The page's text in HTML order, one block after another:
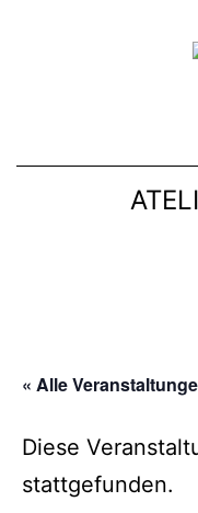
« Alle
Diese
stattgefunden.